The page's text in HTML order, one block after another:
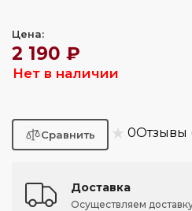
Цена:
2 190 ₽
Нет в наличии
★ 0Отзывы
Доставка
Осуществляем